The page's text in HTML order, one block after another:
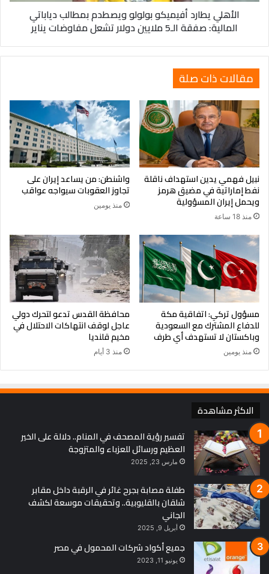
يناير
الأهلي يطارد أفيميكو بولولو ويصطدم بمطالب دياباتي
المالية: صفقة الـ5 ملايين دولار تشعل مفاوضات يناير
مقالات ذات صلة
نبيل فهمي يدين استهداف ناقلة
نفط إماراتية في مضيق هرمز
ويحمل إيران المسؤولية
منذ 18 ساعة
واشنطن: من يساعد إيران على
تجاوز العقوبات سيواجه عواقب
منذ يومين
مسؤول تركي: اتفاقية مكة
للدفاع المشترك مع السعودية
وباكستان لا تستهدف أي طرف
منذ يومين
محافظة القدس تدعو لتحرك دولي
عاجل لوقف انتهاكات الاحتلال في
مخيم قلنديا
منذ 3 أيام
الاكثر مشاهدة
تفسير رؤية المصحف في المنام.. دلالة على الخير
العظيم ورسائل للعزباء والمتزوجة
مارس 23, 2025
طفلة مصابة بجرح غائر في الرقبة داخل مقابر
شلقان بالقليوبية.. وتحقيقات موسعة لكشف
الجاني
أبريل 9, 2025
جميع أكواد شركات المحمول في مصر
يونيو 11, 2023